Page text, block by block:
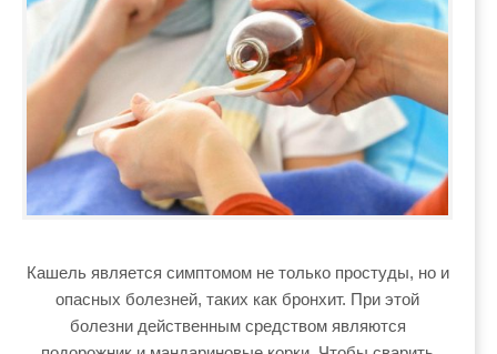
Кашель является симптомом не только простуды, но и
опасных болезней, таких как бронхит. При этой
болезни действенным средством являются